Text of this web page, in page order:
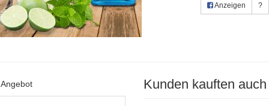
Anzeigen ?
Kunden kauften auch